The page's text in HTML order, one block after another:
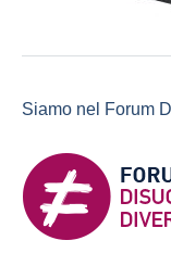
Siamo nel Forum